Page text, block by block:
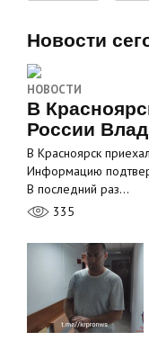
Новости
НОВОСТИ
В
России
В Красноярск
Информацию
В последний раз…
335